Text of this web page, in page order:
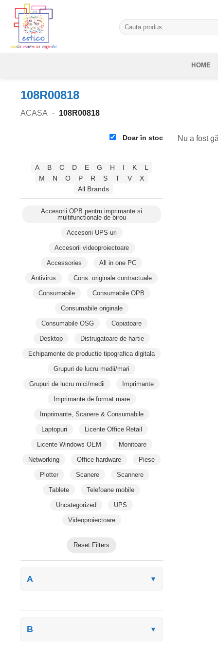
content
Caută
după:
HOME
108R00818
ACASA - 108R00818
Doar în stoc
A B C D E G H I K
L
M
N O P R S T V
X
All Brands
Accesorii OPB pentru imprimante si
multifunctionale de birou
Accesorii UPS-uri
Accesorii videoproiectoare
Accessories All in one PC
Antivirus Cons. originale contractuale
Consumabile Consumabile OPB
Consumabile originale
Consumabile OSG Copiatoare
Desktop Distrugatoare de hartie
Echipamente de productie tipografica digitala
Grupuri de lucru medii/mari
Grupuri de lucru mici/medii Imprimante
Imprimante de format mare
Imprimante, Scanere & Consumabile
Laptopuri Licente Office Retail
Licente Windows OEM Monitoare
Networking Office hardware Piese
Plotter Scanere Scannere
Tablete Telefoane mobile
Uncategorized UPS
Videoproiectoare
Reset Filters
A ▼
B ▼
Nu a fost